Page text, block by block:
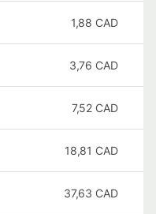
1,88 CAD
3,76 CAD
7,52 CAD
18,81 CAD
37,63 CAD